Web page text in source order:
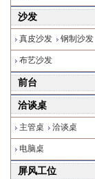
沙发
真皮沙发 钢制沙发
布艺沙发
前台
洽谈桌
主管桌 洽谈桌
电脑桌
屏风工位